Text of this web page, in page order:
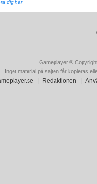
dig här
Gameplayer ®
Inget material på sajten får kopieras
Redaktionen